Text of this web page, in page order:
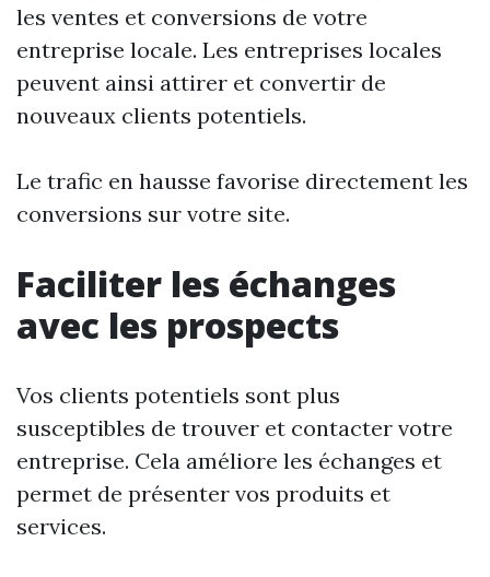
les ventes et conversions de votre
entreprise locale. Les entreprises locales
peuvent ainsi attirer et convertir de
nouveaux clients potentiels.
Le trafic en hausse favorise directement les
conversions sur votre site.
Faciliter les échanges
avec les prospects
Vos clients potentiels sont plus
susceptibles de trouver et contacter votre
entreprise. Cela améliore les échanges et
permet de présenter vos produits et
services.